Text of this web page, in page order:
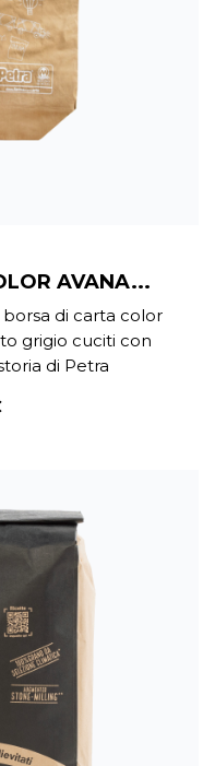
AVANA...
di carta color
grigio cuciti con
di Petra